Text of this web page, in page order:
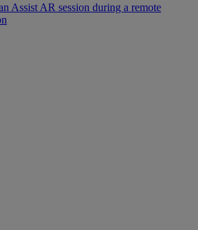
Assist AR session during a remote